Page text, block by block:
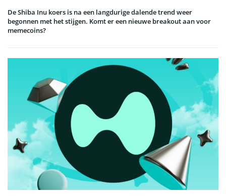
De Shiba Inu koers is na een langdurige dalende trend weer
begonnen met het stijgen. Komt er een nieuwe breakout aan voor
memecoins?